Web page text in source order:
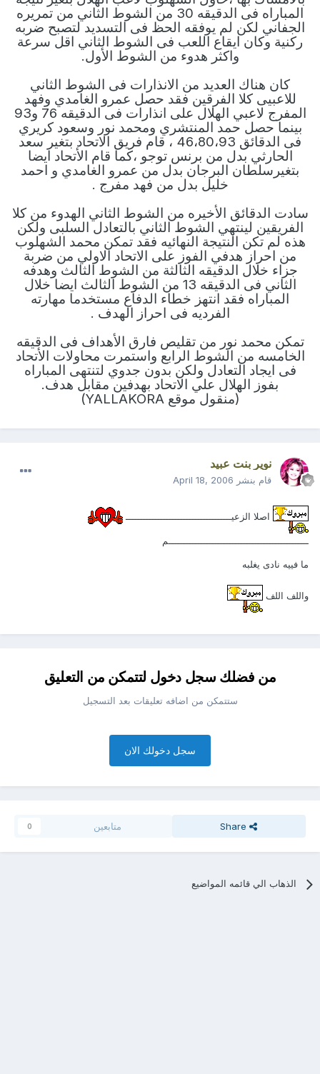
المباراه فى الدقيقه 30 من الشوط الثاني من تمريره
الجفاني لكن لم يوفقه الحظ فى التسديد لتصبح ضربه
ركنية وكان ايقاع اللعب فى الشوط الثاني اقل سرعة
واكثر هدوء من الشوط الأول.
كان هناك العديد من الانذارات فى الشوط الثاني
للاعبيى كلا الفرقين فقد حصل عمرو الغامدي وفهد
المفرج لاعبي الهلال على انذارات فى الدقيقه 76 و93
بينما حصل حمد المنتشري ومحمد نور وسعود كريري
فى الدقائق 46،80،93 ، قام فريق الاتحاد بتغير سعد
الحارثي بدل من برنس توجو ،كما قام الأتحاد ايضا
بتغيرسلطان البرجان بدل من عمرو الغامدي و احمد
خليل بدل من فهد مفرج .
سادت الدقائق الأخيره من الشوط الثاني الهدوء من كلا
الفريقين لينتهي الشوط الثاني بالتعادل السلبى ولكن
هذه لم تكن النتيجة النهائيه فقد تمكن محمد الشهلوب
من احراز هدفي الفوز على الاتحاد الاولي من ضربة
جزاء خلال الدقيقه الثالثة من الشوط الثالث وهدفه
الثاني فى الدقيقه 13 من الشوط الثالث ايضا خلال
المباراه فقد انتهز خطاء الدفاع مستخدما مهارته
الفرديه فى احراز الهدف .
تمكن محمد نور من تقليص فارق الأهداف فى الدقيقه
الخامسه من الشوط الرابع واستمرت محاولات الأتحاد
فى ايجاد التعادل ولكن بدون جدوي لتنتهى المباراه
بفوز الهلال علي الاتحاد بهدفين مقابل هدف.
(منقول موقع YALLAKORA)
نوير بنت عبيد
قام بنشر April 18, 2006
اصلا الزعيـــــــــــــــــــــــــــــــــــــ
ـــــــــــــــــــــــــــــــــــــــــــــــــم
ما فييه نادى يغلبه
واللف اللف
من فضلك سجل دخول لتتمكن من التعليق
ستتمكن من اضافه تعليقات بعد التسجيل
سجل دخولك الان
Share متابعين 0
الذهاب الي قائمه المواضيع